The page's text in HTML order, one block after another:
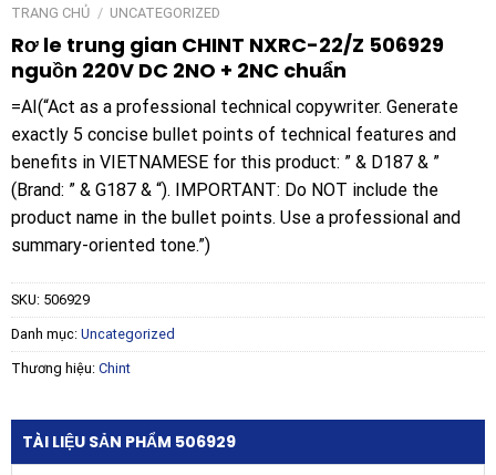
TRANG CHỦ / UNCATEGORIZED
Rơ le trung gian CHINT NXRC-22/Z 506929
nguồn 220V DC 2NO + 2NC chuẩn
=AI(“Act as a professional technical copywriter. Generate
exactly 5 concise bullet points of technical features and
benefits in VIETNAMESE for this product: ” & D187 & ”
(Brand: ” & G187 & “). IMPORTANT: Do NOT include the
product name in the bullet points. Use a professional and
summary-oriented tone.”)
SKU: 506929
Danh mục: Uncategorized
Thương hiệu: Chint
TÀI LIỆU SẢN PHẨM 506929